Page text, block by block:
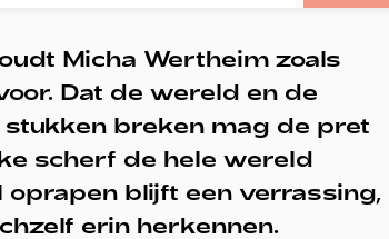
Micha Wertheim zoals
Dat de wereld en de
breken mag de pret
scherf de hele wereld
blijft een verrassing,
erin herkennen.